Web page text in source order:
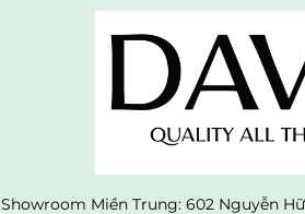
Showroom Miền Trung: 602 Nguyễn